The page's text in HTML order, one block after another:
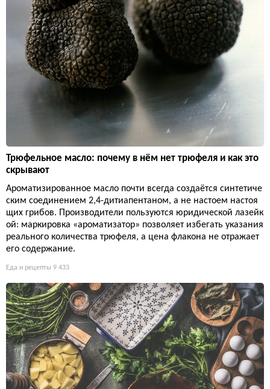
Трюфельное масло: почему в нём нет трюфеля и как это
скрывают
Ароматизированное масло почти всегда создаётся синтетиче
ским соединением 2,4-дитиапентаном, а не настоем настоя
щих грибов. Производители пользуются юридической лазейк
ой: маркировка «ароматизатор» позволяет избегать указания
реального количества трюфеля, а цена флакона не отражает
его содержание.
Еда и рецепты 9 433